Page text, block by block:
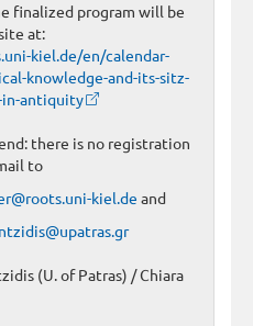
finalized program will be
at:
kiel.de/en/calendar-
knowledge-and-its-sitz-
in-antiquity
there is no registration
to
kiel.de and
(U. of Patras) / Chiara